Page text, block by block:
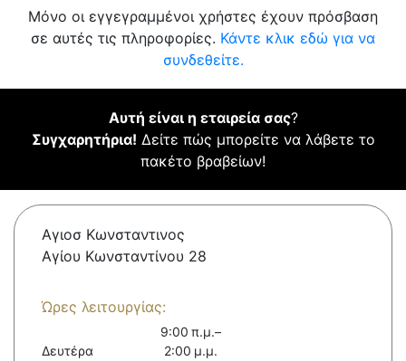
Μόνο οι εγγεγραμμένοι χρήστες έχουν πρόσβαση
σε αυτές τις πληροφορίες. Κάντε κλικ εδώ για να
συνδεθείτε.
Αυτή είναι η εταιρεία σας?
Συγχαρητήρια! Δείτε πώς μπορείτε να λάβετε το
πακέτο βραβείων!
Αγιοσ Κωνσταντινος
Αγίου Κωνσταντίνου 28
Ώρες λειτουργίας:
Δευτέρα
9:00 π.μ.–
2:00 μ.μ.